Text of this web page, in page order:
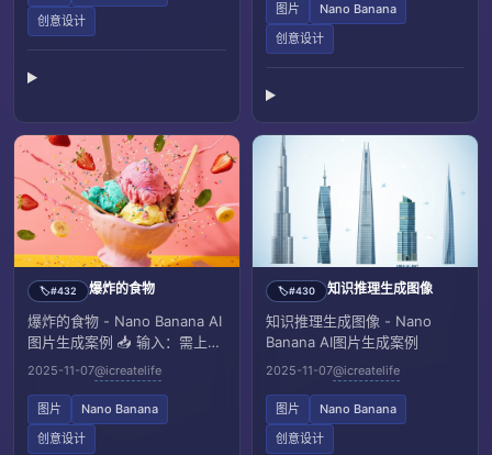
创意设计
图片
Nano Banana
创意设计
🏷️#432 爆炸的食物
爆炸的食物 - Nano Banana AI
图片生成案例 📥 输入：需上传
参考图像
2025-11-07@icreatelife
图片
Nano Banana
创意设计
🏷️#430 知识推理生成图像
知识推理生成图像 - Nano
Banana AI图片生成案例
2025-11-07@icreatelife
图片
Nano Banana
创意设计